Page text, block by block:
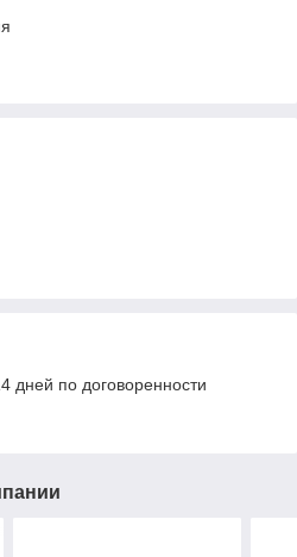
дней по договоренности